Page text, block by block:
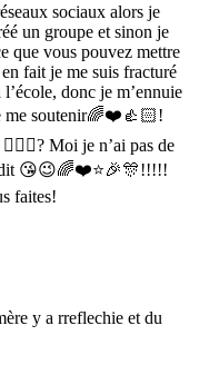
sociaux alors je
un groupe et sinon je
que vous pouvez mettre
fait je me suis fracturé
donc je m’ennuie
me soutenir🌈❤️👍🏻!
Moi je n’ai pas de
dit 😘😉🌈❤️⭐🎉🎊!!!!!
faites!
y a rreflechie et du